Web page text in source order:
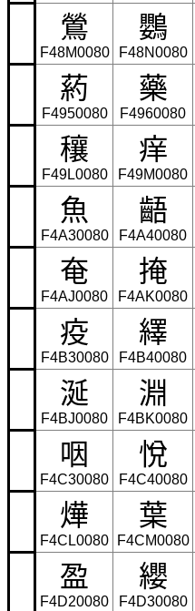
鶯
F48M0080
鸚
F48N0080
葯
F4950080
藥
F4960080
穰
F49L0080
痒
F49M0080
魚
F4A30080
齬
F4A40080
奄
F4AJ0080
掩
F4AK0080
疫
F4B30080
繹
F4B40080
涎
F4BJ0080
淵
F4BK0080
咽
F4C30080
悅
F4C40080
燁
F4CL0080
葉
F4CM0080
盈
F4D20080
纓
F4D30080